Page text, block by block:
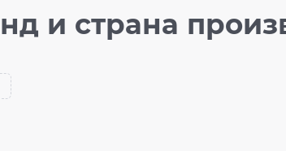
и страна